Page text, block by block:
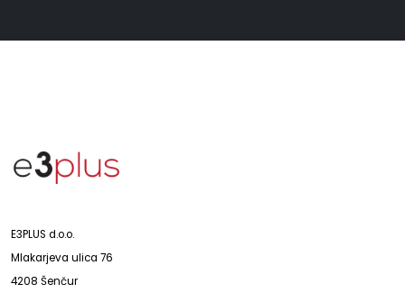
E3PLUS d.o.o.
Mlakarjeva ulica 76
4208 Šenčur